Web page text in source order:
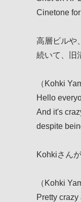
Cinetone
高層ビルや
続いて、旧
（Kohki
Hello
And it's
despite
Kohkiさん
（Kohki
Pretty